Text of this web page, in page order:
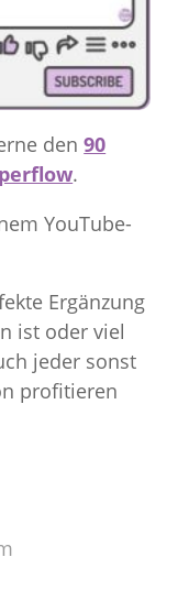
den90
.
YouTube-
Ergänzung
ist oder viel
jeder sonst
profitieren